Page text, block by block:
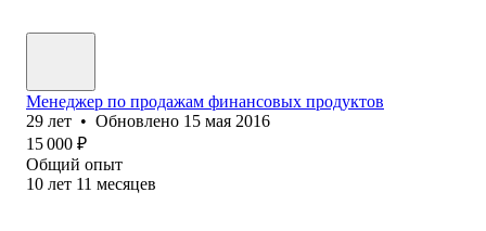
Менеджер по продажам финансовых продуктов
29 лет • Обновлено 15 мая 2016
15 000 ₽
Общий опыт
10 лет 11 месяцев